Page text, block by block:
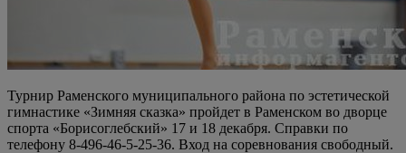
Турнир Раменского муниципального района по эстетической
гимнастике «Зимняя сказка» пройдет в Раменском во дворце
спорта «Борисоглебский» 17 и 18 декабря. Справки по
телефону 8-496-46-5-25-36. Вход на соревнования свободный.